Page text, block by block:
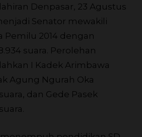
Denpasar, 23 Agustus
Senator mewakili
Pemilu 2014 dengan
suara. Perolehan
I Kadek Arimbawa
Agung Ngurah Oka
dan Gede Pasek